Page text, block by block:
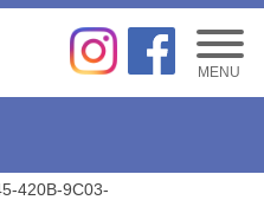
MENU
420B-9C03-